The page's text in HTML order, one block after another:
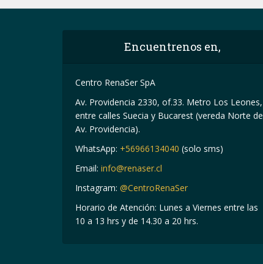
Encuentrenos en,
Centro RenaSer SpA
Av. Providencia 2330, of.33. Metro Los Leones,
entre calles Suecia y Bucarest (vereda Norte de
Av. Providencia).
WhatsApp: +56966134040 (solo sms)
Email: info@renaser.cl
Instagram: @CentroRenaSer
Horario de Atención: Lunes a Viernes entre las
10 a 13 hrs y de 14.30 a 20 hrs.